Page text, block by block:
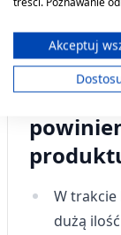
dziennie.
W trakcie
dużą
ograniczonych
Dane mogą być
Twoja zgoda i
Wyświetl listę
Cele przetwarzania
lub dostęp do
wyboru reklam
Akceptuj